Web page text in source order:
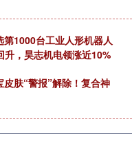
1000台工业人形机器人
，昊志机电领涨近10%
肤“警报”解除！复合神